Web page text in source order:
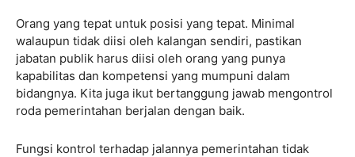
Orang yang tepat untuk posisi yang tepat. Minimal
walaupun tidak diisi oleh kalangan sendiri, pastikan
jabatan publik harus diisi oleh orang yang punya
kapabilitas dan kompetensi yang mumpuni dalam
bidangnya. Kita juga ikut bertanggung jawab mengontrol
roda pemerintahan berjalan dengan baik.
Fungsi kontrol terhadap jalannya pemerintahan tidak